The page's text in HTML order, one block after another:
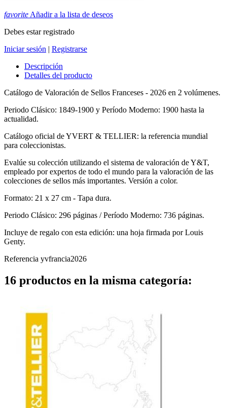
favorite Añadir a la lista de deseos
Debes estar registrado
Iniciar sesión | Registrarse
Descripción
Detalles del producto
Catálogo de Valoración de Sellos Franceses - 2026 en 2 volúmenes.
Periodo Clásico: 1849-1900 y Período Moderno: 1900 hasta la
actualidad.
Catálogo oficial de YVERT & TELLIER: la referencia mundial
para coleccionistas.
Evalúe su colección utilizando el sistema de valoración de Y&T,
empleado por expertos de todo el mundo para la valoración de las
colecciones de sellos más importantes. Versión a color.
Formato: 21 x 27 cm - Tapa dura.
Periodo Clásico: 296 páginas / Período Moderno: 736 páginas.
Incluye de regalo con esta edición: una hoja firmada por Louis
Genty.
Referencia yvfrancia2026
16 productos en la misma categoría: